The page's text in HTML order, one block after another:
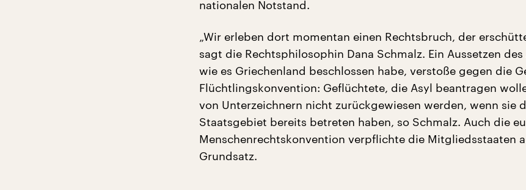
nationalen Notstand.
„Wir erleben dort momentan einen Rechtsbruch, der
sagt die Rechtsphilosophin Dana Schmalz. Ein Aussetzen
wie es Griechenland beschlossen habe, verstoße gegen die
Flüchtlingskonvention: Geflüchtete, die Asyl beantragen
von Unterzeichnern nicht zurückgewiesen werden, wenn sie
Staatsgebiet bereits betreten haben, so Schmalz. Auch die
Menschenrechtskonvention verpflichte die Mitgliedsstaaten
Grundsatz.